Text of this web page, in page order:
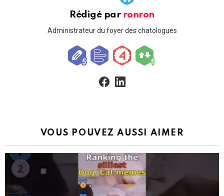
Rédigé par ronron
Administrateur du foyer des chatologues
VOUS POUVEZ AUSSI AIMER